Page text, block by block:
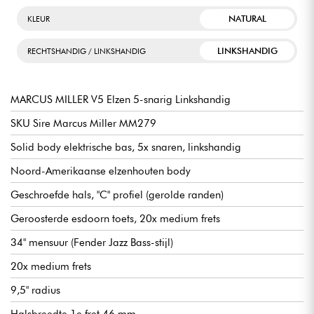
KLEUR NATURAL
RECHTSHANDIG / LINKSHANDIG LINKSHANDIG
MARCUS MILLER V5 Elzen 5-snarig Linkshandig
SKU Sire Marcus Miller MM279
Solid body elektrische bas, 5x snaren, linkshandig
Noord-Amerikaanse elzenhouten body
Geschroefde hals, "C" profiel (gerolde randen)
Geroosterde esdoorn toets, 20x medium frets
34" mensuur (Fender Jazz Bass-stijl)
20x medium frets
9,5" radius